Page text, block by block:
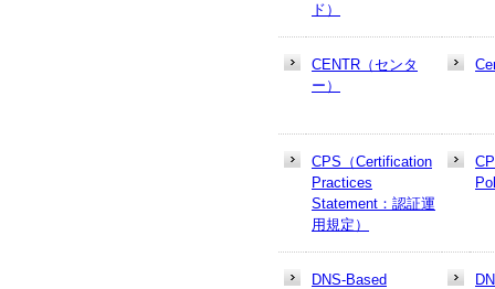
ド）
CENTR（センタ
ー）
CPS（Certification
Practices
Statement：認証運
用規定）
DNS-Based